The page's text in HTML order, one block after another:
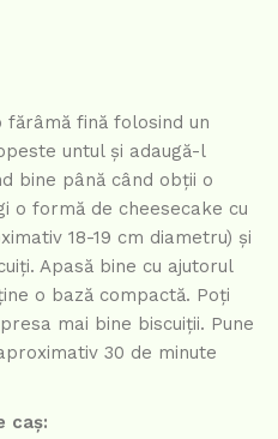
fină folosind un
untul și adaugă-l
bine până când obții o
o formă de cheesecake cu
18-19 cm diametru) și
Apasă bine cu ajutorul
o bază compactă. Poți
mai bine biscuiții. Pune
30 de minute
caș: